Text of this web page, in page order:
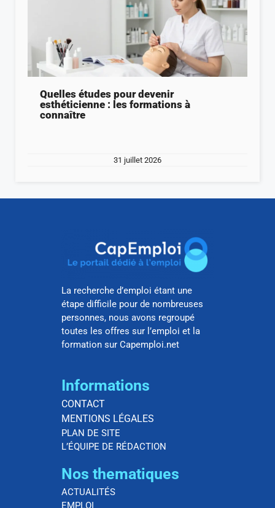
Quelles études pour devenir
esthéticienne : les formations à
connaître
31 juillet 2026
La recherche d’emploi étant une
étape difficile pour de nombreuses
personnes, nous avons regroupé
toutes les offres sur l’emploi et la
formation sur Capemploi.net
Informations
CONTACT
MENTIONS LÉGALES
PLAN DE SITE
L’ÉQUIPE DE RÉDACTION
Nos thematiques
ACTUALITÉS